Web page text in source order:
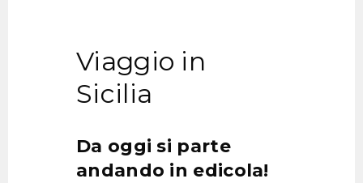
Viaggio in
Sicilia
Da oggi si parte
andando in edicola!